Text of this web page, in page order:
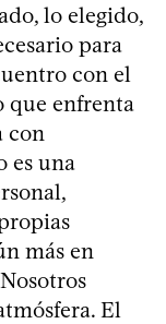
lo elegido,
para
con el
que enfrenta
con
es una
más en
El